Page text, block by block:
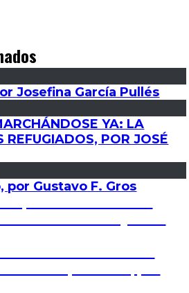
Josefina García Pullés
YA: LA
REFUGIADOS, POR JOSÉ
por Gustavo F. Gros